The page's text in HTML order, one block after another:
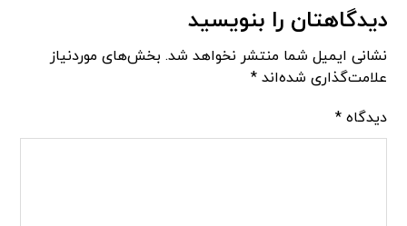
دیدگاهتان را بنویسید
نشانی ایمیل شما منتشر نخواهد شد. بخش‌های موردنیاز
علامت‌گذاری شده‌اند*
دیدگاه*